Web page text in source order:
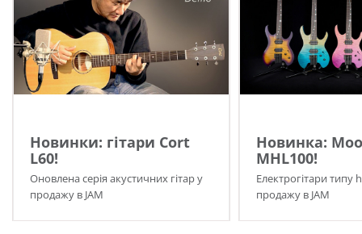
Новинки: гітари Cort
L60!
Оновлена серія акустичних гітар у
продажу в JAM
Новинка:
MHL100!
Електрогітари типу
продажу в JAM